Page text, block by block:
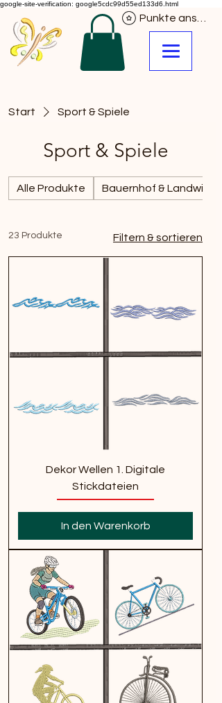
google-site-verification: google5cdc99d55ed133d6.html
Start Sport & Spiele
Sport & Spiele
Alle Produkte Bauernhof &
23 Produkte Filtern & sortieren
Dekor Wellen 1. Digitale
Stickdateien
In den Warenkorb